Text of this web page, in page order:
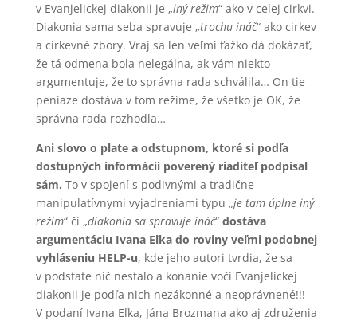
v Evanjelickej diakonii je „iný režim“ ako v celej cirkvi.
Diakonia sama seba spravuje „trochu ináč“ ako cirkev
a cirkevné zbory. Vraj sa len veľmi ťažko dá dokázať,
že tá odmena bola nelegálna, ak vám niekto
argumentuje, že to správna rada schválila… On tie
peniaze dostáva v tom režime, že všetko je OK, že
správna rada rozhodla…
Ani slovo o plate a odstupnom, ktoré si podľa
dostupných informácií poverený riaditeľ podpísal
sám. To v spojení s podivnými a tradične
manipulatívnymi vyjadreniami typu „je tam úplne iný
režim“ či „diakonia sa spravuje ináč“ dostáva
argumentáciu Ivana Eľka do roviny veľmi podobnej
vyhláseniu HELP-u, kde jeho autori tvrdia, že sa
v podstate nič nestalo a konanie voči Evanjelickej
diakonii je podľa nich nezákonné a neoprávnené!!!
V podaní Ivana Eľka, Jána Brozmana ako aj združenia